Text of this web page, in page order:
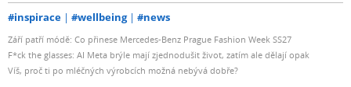
#inspirace #wellbeing #news
Září patří módě: Co přinese Mercedes-Benz Prague Fashion Week SS27
F*ck the glasses: AI Meta brýle mají zjednodušit život, zatím ale dělají opak
Víš, proč ti po mléčných výrobcích možná nebývá dobře?